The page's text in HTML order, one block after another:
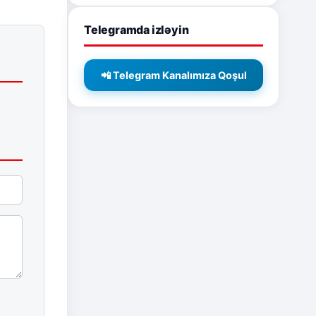
Telegramda izləyin
📲 Telegram Kanalımıza Qoşul